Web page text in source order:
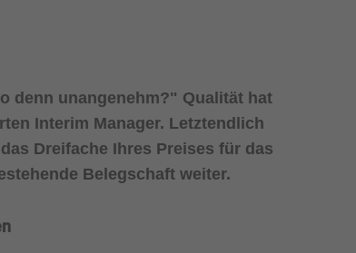
denn unangenehm?" Qualität hat
Interim Manager. Letztendlich
Dreifache Ihres Preises für das
Belegschaft weiter.